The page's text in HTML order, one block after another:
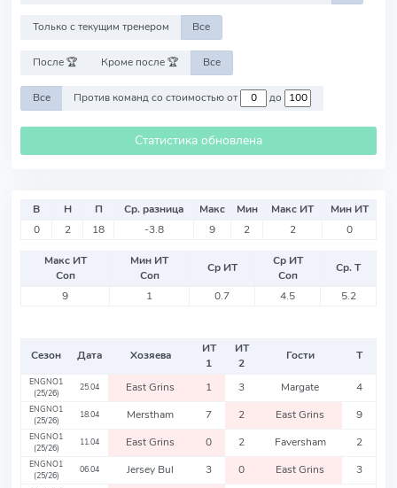
Только с текущим тренером Все
После 🏆 Кроме после 🏆 Все
Все Против команд со стоимостью от до
Статистика обновлена
В Н П Ср. разница Макс Мин Макс ИТ
Мин ИТ
0
2 18 -3.8 9 2 2 0
Макс ИТ
Соп
Мин ИТ
Соп
Ср ИТ
Ср ИТ
Соп
Ср. Т
9
1 0.7 4.5 5.2
Сезон Дата Хозяева
ИТ
1
ИТ
2
Гости Т
ENGNO1
(25/26)
25.04 East Grins 1 3 Margate 4
ENGNO1
(25/26)
18.04 Merstham 7 2 East Grins 9
ENGNO1
(25/26)
11.04 East Grins 0 2 Faversham 2
ENGNO1
(25/26)
06.04 Jersey Bul 3 0 East Grins 3